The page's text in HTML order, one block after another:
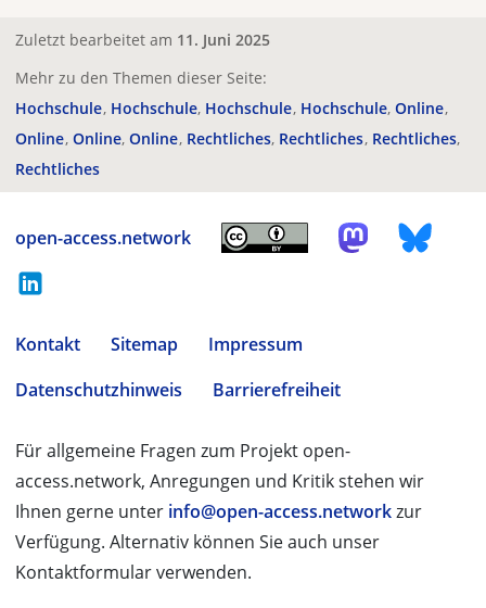
Zuletzt bearbeitet am 11. Juni 2025
Mehr zu den Themen dieser Seite:
Hochschule Hochschule Hochschule Hochschule Online
Online Online Online Rechtliches Rechtliches Rechtliches
Rechtliches
open-access.network
Kontakt Sitemap
Impressum
Datenschutzhinweis
Barrierefreiheit
Für allgemeine Fragen zum Projekt open-
access.network, Anregungen und Kritik stehen wir
Ihnen gerne unter info@open-access.networkzur
Verfügung. Alternativ können Sie auch unser
Kontaktformular verwenden.